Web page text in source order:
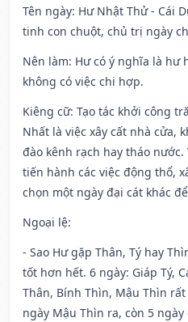
Tên ngày: Hư Nhật Thử - Cái
tinh con chuột, chủ trị ngày
Nên làm: Hư có ý nghĩa là hư
không có việc chi hợp.
Kiêng cữ: Tạo tác khởi công
Nhất là việc xây cất nhà cửa,
đào kênh rạch hay tháo
tiến hành các việc động thổ,
chọn một ngày đại cát khác
Ngoại lệ:
- Sao Hư gặp Thân, Tý hay
tốt hơn hết. 6 ngày: Giáp Tý,
Thân, Bính Thìn, Mậu Thìn
ngày Mậu Thìn ra, còn 5 ngày